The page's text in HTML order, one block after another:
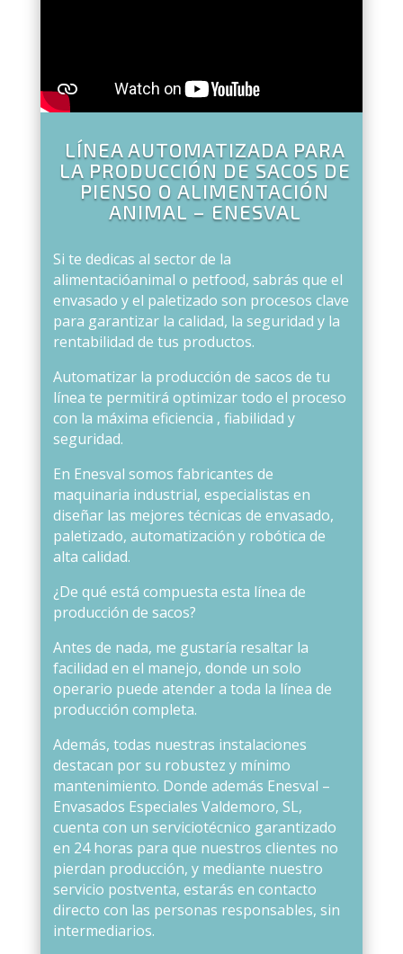
LÍNEA AUTOMATIZADA PARA
LA PRODUCCIÓN DE SACOS DE
PIENSO O ALIMENTACIÓN
ANIMAL – ENESVAL
Si te dedicas al sector de la
alimentacióanimal o petfood, sabrás que el
envasado y el paletizado son procesos clave
para garantizar la calidad, la seguridad y la
rentabilidad de tus productos.
Automatizar la producción de sacos de tu
línea te permitirá optimizar todo el proceso
con la máxima eficiencia , fiabilidad y
seguridad.
En Enesval somos fabricantes de
maquinaria industrial, especialistas en
diseñar las mejores técnicas de envasado,
paletizado, automatización y robótica de
alta calidad.
¿De qué está compuesta esta línea de
producción de sacos?
Antes de nada, me gustaría resaltar la
facilidad en el manejo, donde un solo
operario puede atender a toda la línea de
producción completa.
Además, todas nuestras instalaciones
destacan por su robustez y mínimo
mantenimiento. Donde además Enesval –
Envasados Especiales Valdemoro, SL,
cuenta con un serviciotécnico garantizado
en 24 horas para que nuestros clientes no
pierdan producción, y mediante nuestro
servicio postventa, estarás en contacto
directo con las personas responsables, sin
intermediarios.